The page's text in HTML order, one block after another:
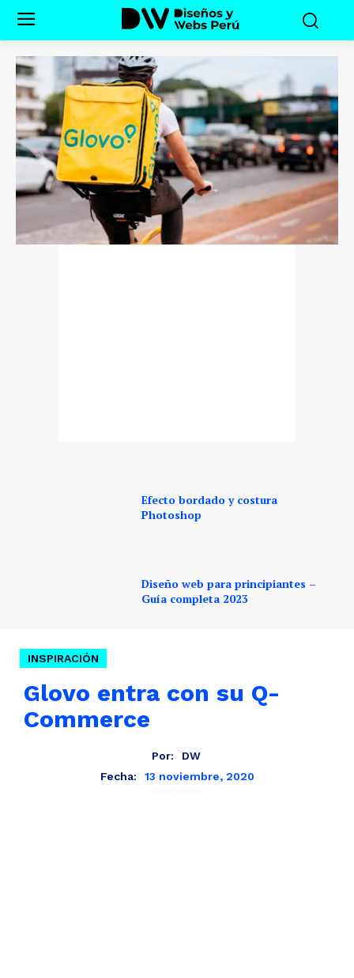
Efecto bordado y costura
Photoshop
Diseño web para principiantes –
Guía completa 2023
INSPIRACIÓN
Glovo entra con su Q-
Commerce
Por:
DW
Fecha:
13 noviembre, 2020